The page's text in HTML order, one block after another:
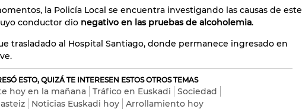
la Policía Local se encuentra investigando las causas de este
conductor dio negativo en las pruebas de alcoholemia.
trasladado al Hospital Santiago, donde permanece ingresado en
ESTO, QUIZÁ TE INTERESEN ESTOS OTROS TEMAS
hoy en la mañana Tráfico en Euskadi
Sociedad
Noticias Euskadi hoy Arrollamiento hoy